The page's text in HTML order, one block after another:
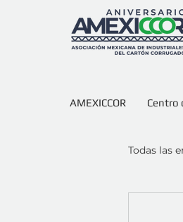
AMEXICCOR Centro
Todas las